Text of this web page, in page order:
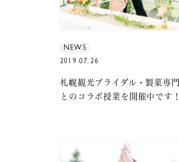
NEWS
2019.07.26
札幌観光ブライダル・製菓専
とのコラボ授業を開催中です！